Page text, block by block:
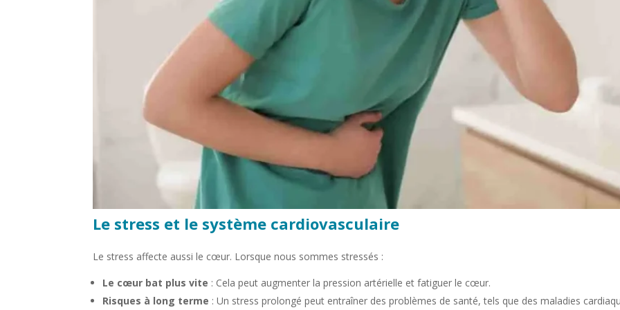
Le stress et le système cardiovasculaire
Le stress affecte aussi le cœur. Lorsque nous sommes stressés :
Le cœur bat plus vite : Cela peut augmenter la pression artérielle et fatiguer le cœur.
Risques à long terme : Un stress prolongé peut entraîner des problèmes de santé, tels que des maladies